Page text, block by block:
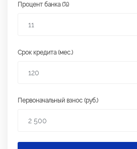
Процент банка (%)
Срок кредита (мес.)
Первоначальный взнос (руб.)